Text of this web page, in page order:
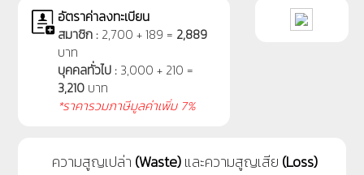
อัตราค่าลงทะเบียน
สมาชิก : 2,700 + 189 = 2,889
บาท
บุคคลทั่วไป : 3,000 + 210 =
3,210 บาท
*ราคารวมภาษีมูลค่าเพิ่ม 7%
ความสูญเปล่า (Waste)และความสูญเสีย (Loss)